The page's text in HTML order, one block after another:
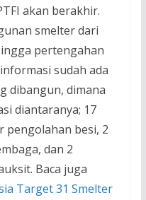
akan berakhir.
smelter dari
pertengahan
sudah ada
dibangun, dimana
diantaranya; 17
pengolahan besi, 2
dan 2
Baca juga
Target 31 Smelter